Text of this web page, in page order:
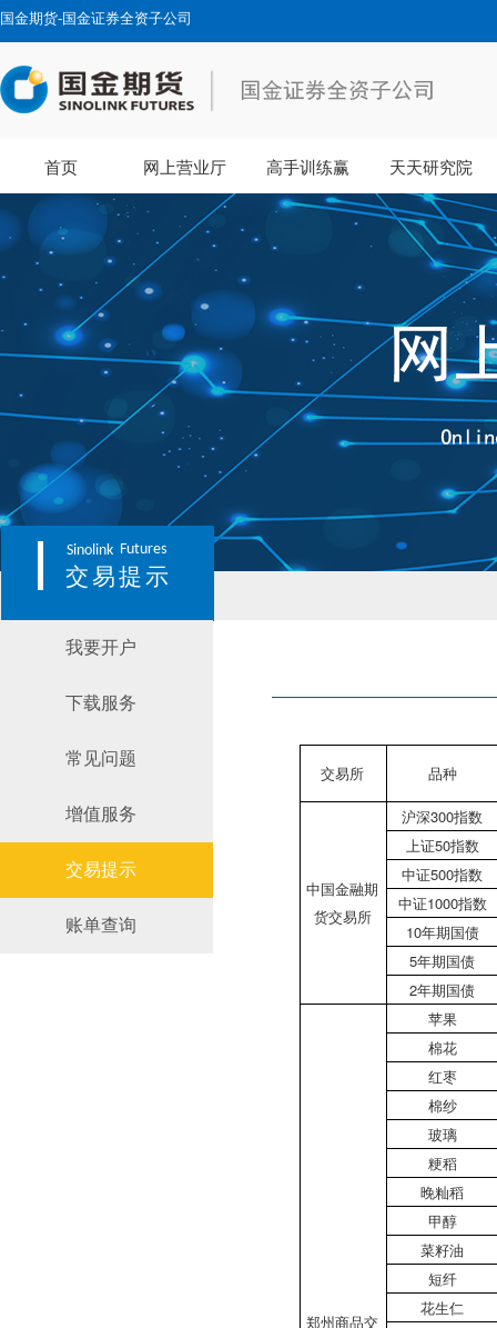
国金期货-国金证券全资子公司
首页 网上营业厅 高手训练赢 天天研究院
Sinolink Futures
交易提示
我要开户
下载服务
常见问题
增值服务
交易提示
账单查询
交易所 品种
中国金融期
货交易所
沪深300指数
上证50指数
中证500指数
中证1000指数
10年期国债
5年期国债
2年期国债
郑州商品交
苹果
棉花
红枣
棉纱
玻璃
粳稻
晚籼稻
甲醇
菜籽油
短纤
花生仁